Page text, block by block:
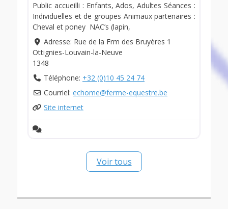
Public accueilli : Enfants, Ados, Adultes Séances :
Individuelles et de groupes Animaux partenaires :
Cheval et poney NAC’s (lapin,
Adresse: Rue de la Frm des Bruyères 1
Ottignies-Louvain-la-Neuve
1348
Téléphone: +32 (0)10 45 24 74
Courriel: echome@ferme-equestre.be
Site internet
Voir tous